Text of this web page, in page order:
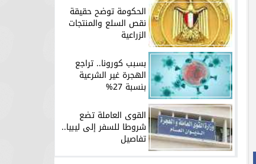
الحكومة توضح حقيقة
نقص السلع والمنتجات
الزراعية
بسبب كورونا.. تراجع
الهجرة غير الشرعية
بنسبة 27%
القوى العاملة تضع
شروطا للسفر إلى ليبيا..
تفاصيل